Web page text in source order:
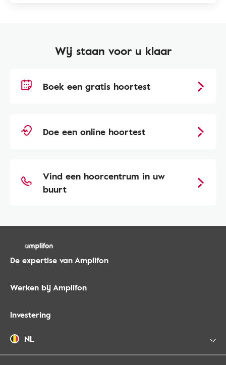
Wij staan voor u klaar
Boek een gratis hoortest
Doe een online hoortest
Vind een hoorcentrum in uw
buurt
De expertise van Amplifon
Werken bij Amplifon
Investering
NL